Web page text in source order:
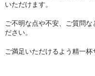
いただけます。
ご不明な点や不安、ご質問
ださい。
ご満足いただけるよう精一杯